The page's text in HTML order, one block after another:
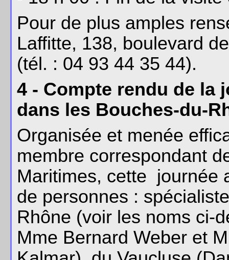
Pour de plus amples
Laffitte, 138, boulevard
(tél. : 04 93 44 35 44).
4 - Compte rendu de la
dans les Bouches-du-
Organisée et menée
membre correspondant
Maritimes, cette journée
de personnes :
Rhône (voir les noms ci-
Mme Bernard Weber et